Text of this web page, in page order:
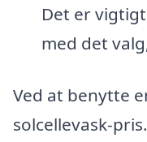
Det er
med det
Ved at benytte
solcellevask-